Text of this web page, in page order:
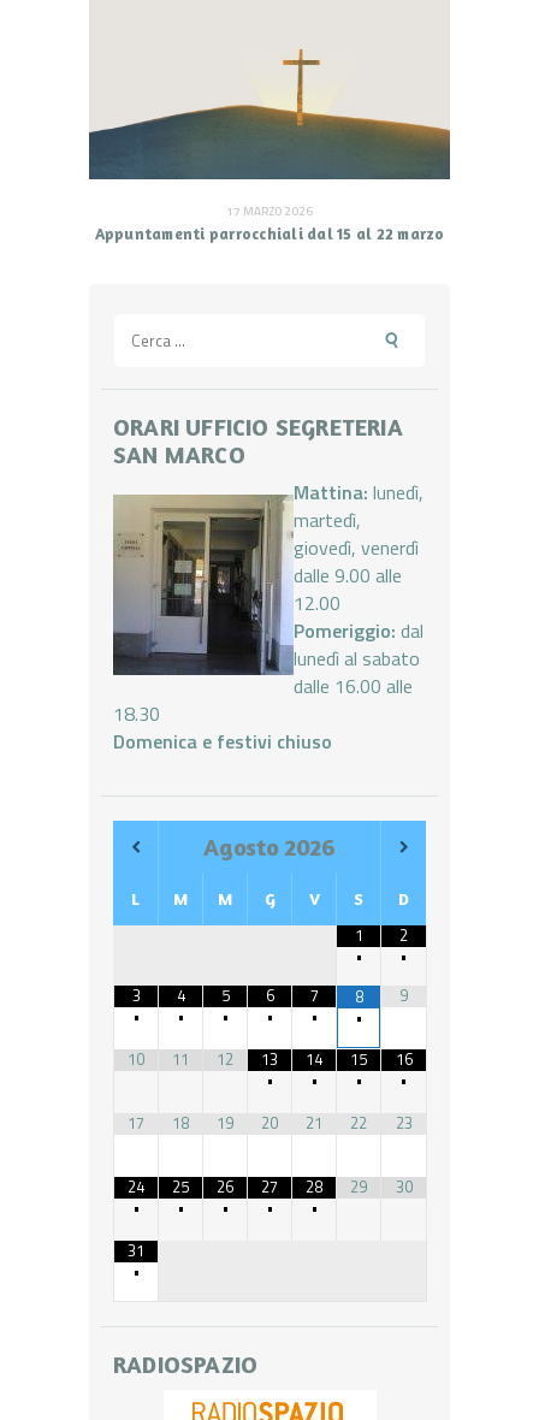
17 MARZO 2026
Appuntamenti parrocchiali dal 15 al 22 marzo
per:
ORARI UFFICIO SEGRETERIA
SAN MARCO
Mattina: lunedì,
martedì,
giovedì, venerdì
dalle 9.00 alle
12.00
Pomeriggio: dal
lunedì al sabato
dalle 16.00 alle
18.30
Domenica e festivi chiuso
Agosto2026
L M M G V S D
1
•
2
•
3
•
4
•
5
•
6
•
7
•
8
•
9
10 11 12
13
•
14
•
15
•
16
•
17
18 19 20 21 22 23
24
•
25
•
26
•
27
•
28
•
29 30
31
•
RADIOSPAZIO